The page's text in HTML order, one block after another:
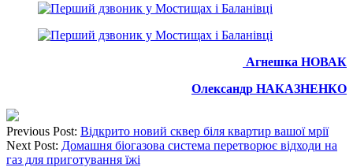
Агнешка НОВАК
Олександр НАКАЗНЕНКО
Previous Post: Відкрито новий сквер біля квартир вашої мрії
Next Post: Домашня біогазова система перетворює відходи на
газ для приготування їжі